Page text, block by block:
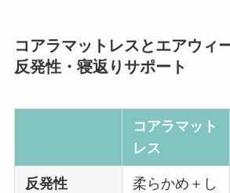
コアラマットレスとエアウィ
反発性・寝返りサポート
コアラマット
レス
反発性
柔らかめ＋し